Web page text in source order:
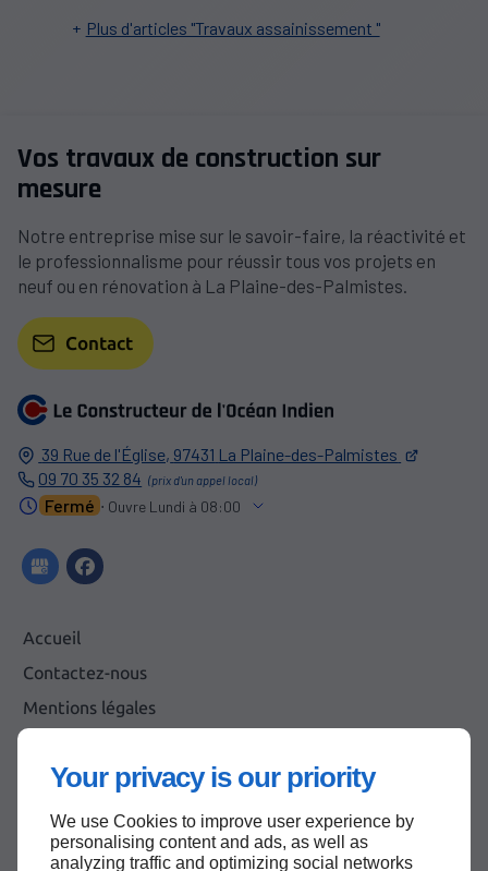
Your privacy is our priority
We use Cookies to improve user experience by
personalising content and ads, as well as
analyzing traffic and optimizing social networks
Plus d'articles "Travaux assainissement "
39 Rue de l'Église, 97431 La Plaine-des-Palmistes
09 70 35 32 84
Fermé ⋅ Ouvre Lundi à 08:00
Accueil
Contactez-nous
Mentions légales
Vos travaux de construction sur
mesure
Notre entreprise mise sur le savoir-faire, la réactivité et
le professionnalisme pour réussir tous vos projets en
neuf ou en rénovation à La Plaine-des-Palmistes.
Contact
Haut de page